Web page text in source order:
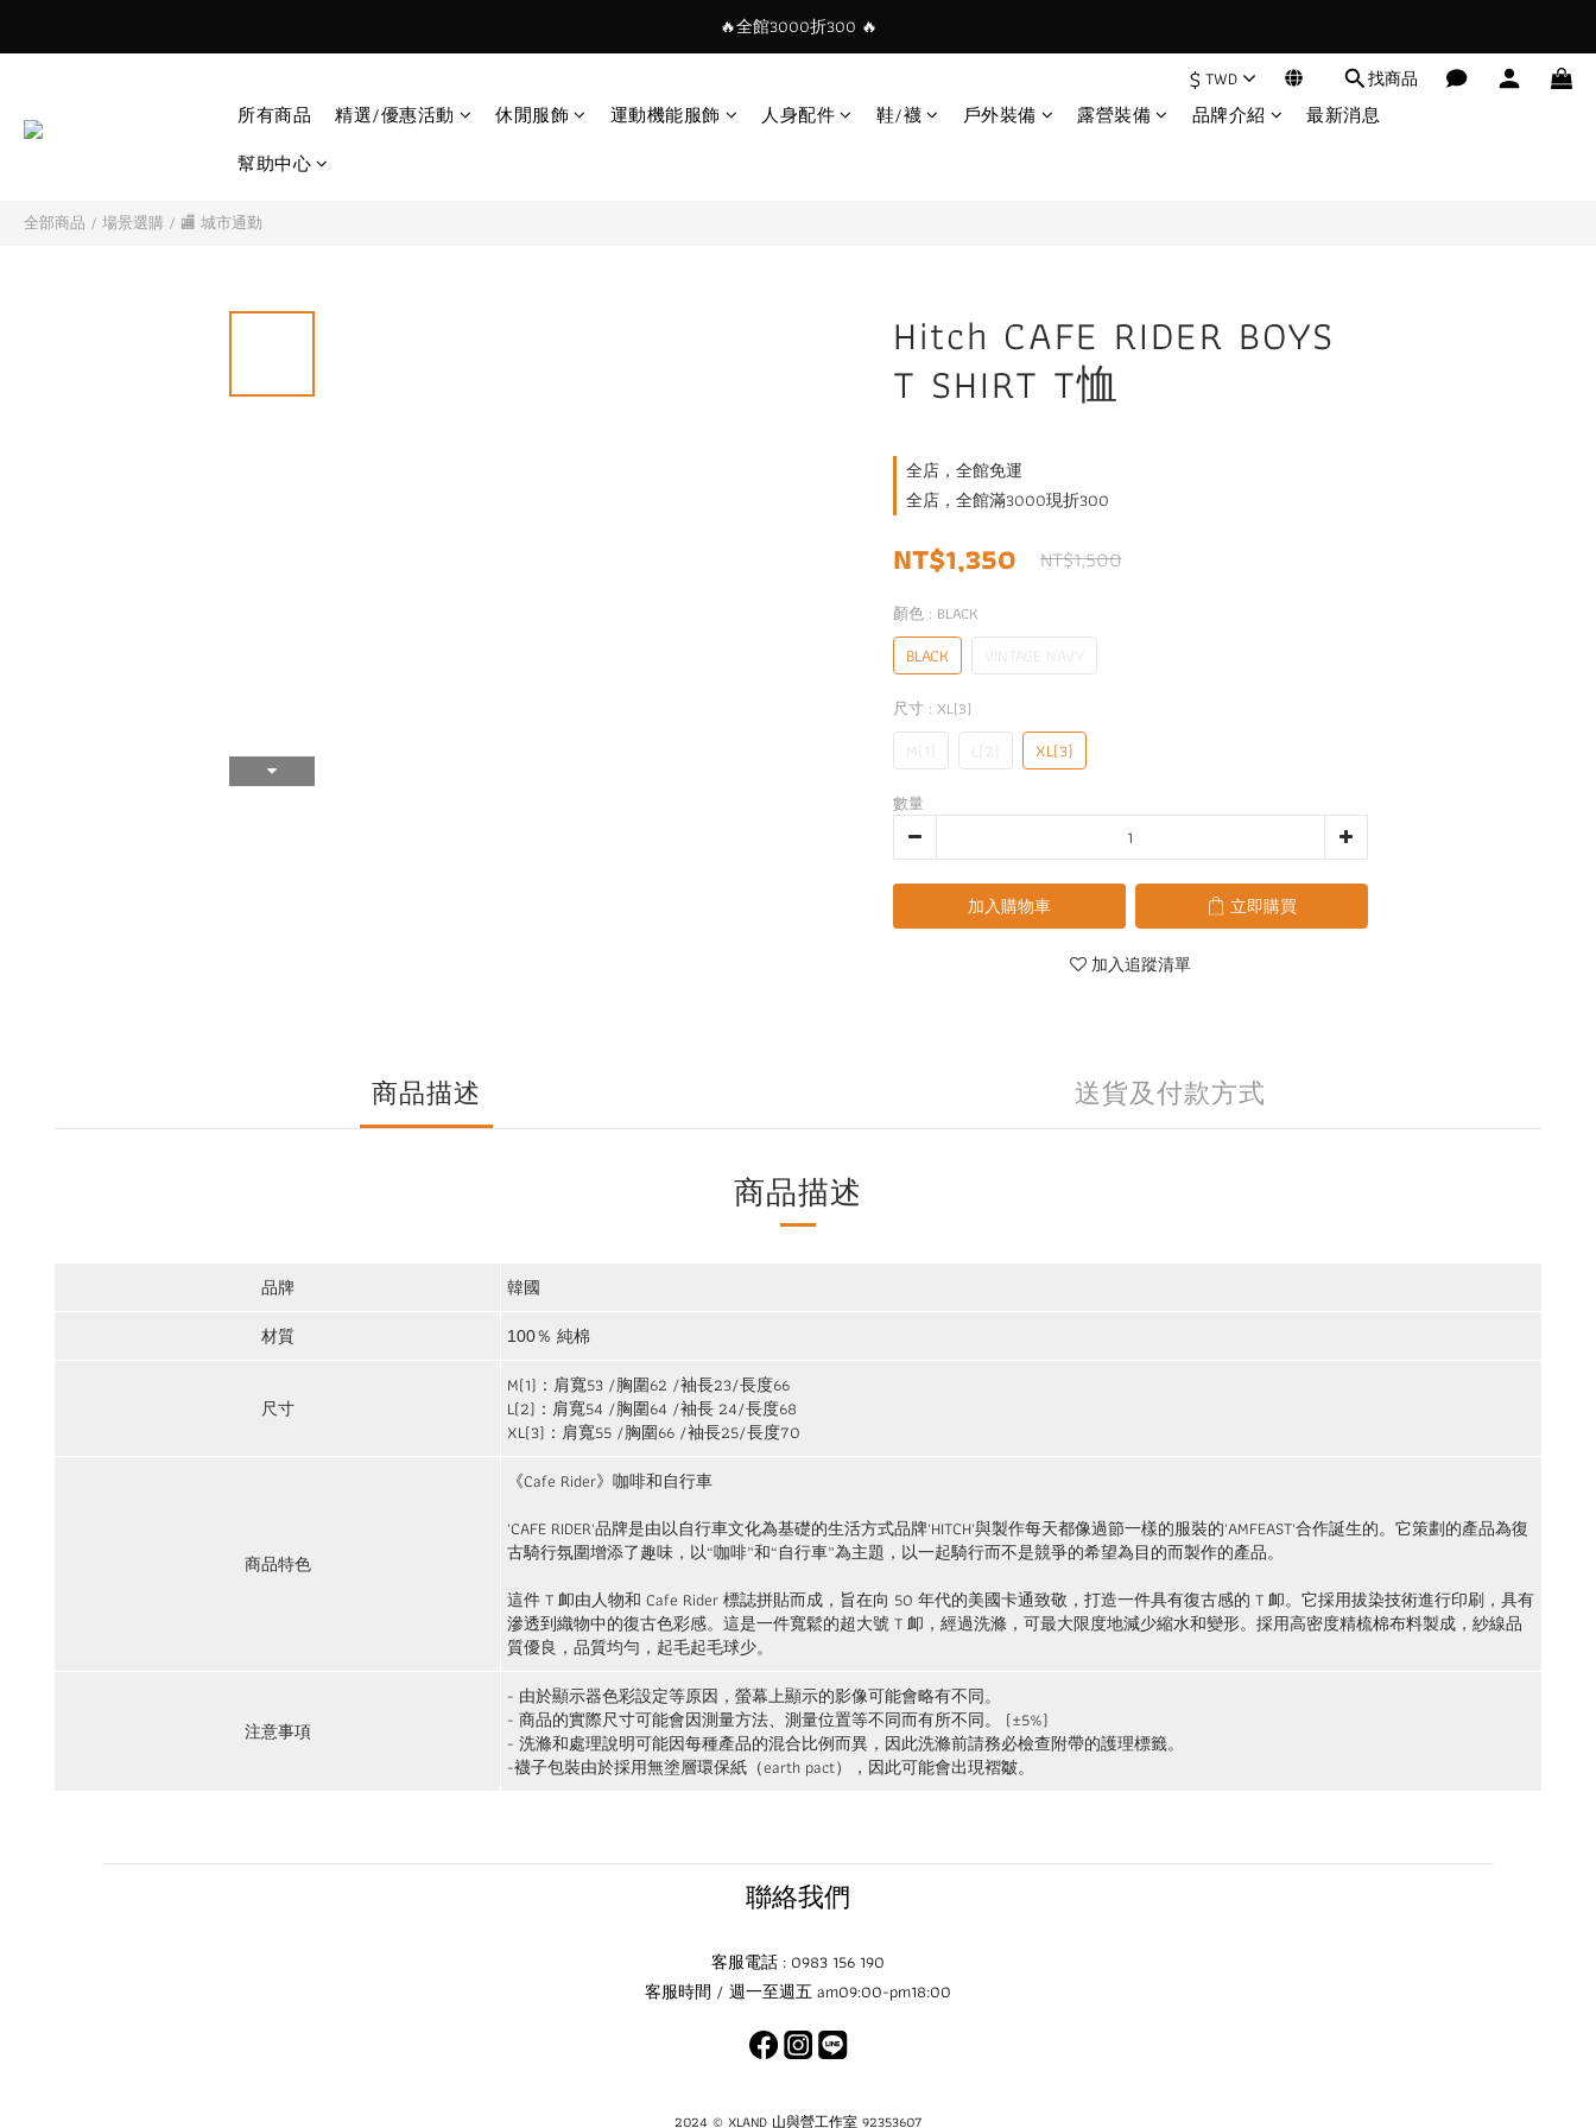
🔥全館3000折300 🔥
$ TWD 找商品
所有商品 精選/優惠活動 休閒服飾 運動機能服飾 人身配件 鞋/襪 戶外裝備 露營裝備 品牌介紹
最新消息
幫助中心
全部商品 / 場景選購 / 🏬 城市通勤
Hitch CAFE RIDER BOYS
T SHIRT T恤
全店，全館免運
全店，全館滿3000現折300
NT$1,350 NT$1,500
顏色 : BLACK
BLACK
尺寸 : XL(3)
M(1) L(2) XL(3)
數量
加入購物車 立即購買
加入追蹤清單
商品描述 送貨及付款方式
商品描述
品牌 韓國
材質 100％ 純棉
尺寸
M(1)：肩寬53 /胸圍62 /袖長23/長度66
L(2)：肩寬54 /胸圍64 /袖長 24/長度68
XL(3)：肩寬55 /胸圍66 /袖長25/長度70
商品特色
《Cafe Rider》咖啡和自行車
'CAFE RIDER'品牌是由以自行車文化為基礎的生活方式品牌'HITCH'與製作每天都像過節一樣的服裝的'AMFEAST'合作誕生的。它策劃的產品為復
古騎行氛圍增添了趣味，以“咖啡”和“自行車”為主題，以一起騎行而不是競爭的希望為目的而製作的產品。
這件 T 卹由人物和 Cafe Rider 標誌拼貼而成，旨在向 50 年代的美國卡通致敬，打造一件具有復古感的 T 卹。它採用拔染技術進行印刷，具有
滲透到織物中的復古色彩感。這是一件寬鬆的超大號 T 卹，經過洗滌，可最大限度地減少縮水和變形。採用高密度精梳棉布料製成，紗線品
質優良，品質均勻，起毛起毛球少。
注意事項
- 由於顯示器色彩設定等原因，螢幕上顯示的影像可能會略有不同。
- 商品的實際尺寸可能會因測量方法、測量位置等不同而有所不同。 (±5%)
- 洗滌和處理說明可能因每種產品的混合比例而異，因此洗滌前請務必檢查附帶的護理標籤。
-襪子包裝由於採用無塗層環保紙（earth pact），因此可能會出現褶皺。
立即購買
聯絡我們
客服電話 : 0983 156 190
客服時間 / 週一至週五 am09:00-pm18:00
2024 © XLAND 山與營工作室 92353607